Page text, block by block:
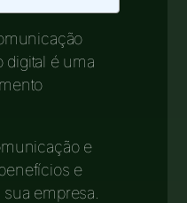
digital é uma
e
e
empresa.